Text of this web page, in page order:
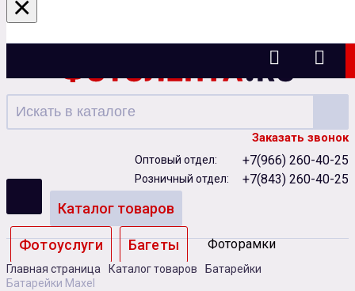
Казань
Заказать звонок
Оптовый отдел: +7(966) 260-40-25
Розничный отдел: +7(843) 260-40-25
Каталог товаров
Фотоуслуги Багеты Фоторамки
Альбомы
Главная страница Каталог товаров
Батарейки
Батарейки Maxel
×